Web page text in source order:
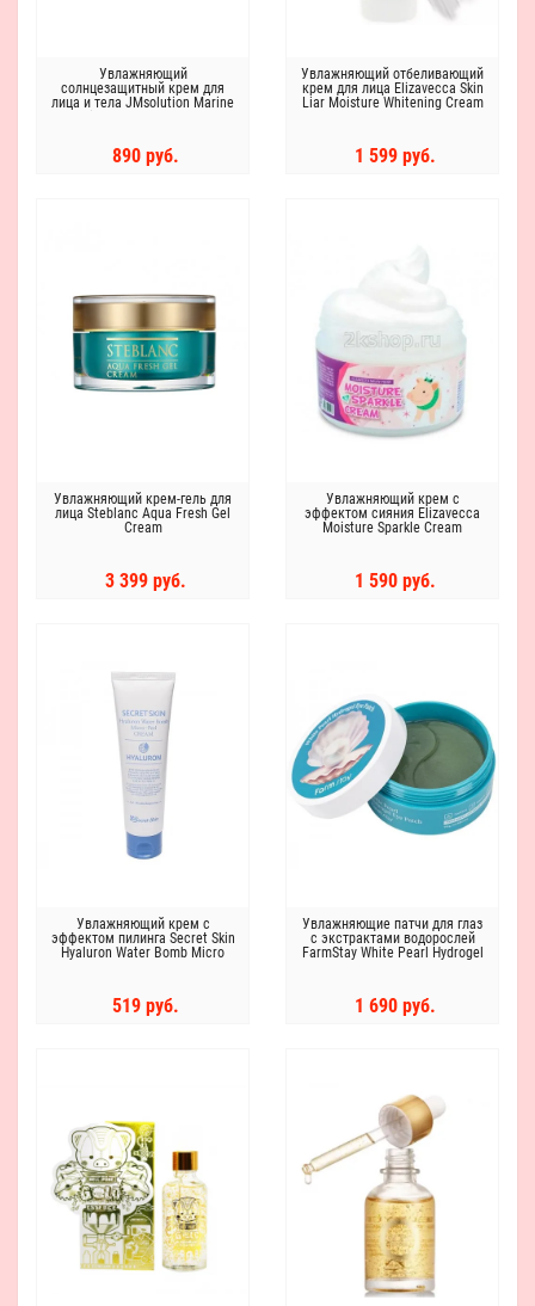
Увлажняющий
солнцезащитный крем для
лица и тела JMsolution Marine
Luminous Pearl Sun Cream
890 руб.
Увлажняющий отбеливающий
крем для лица Elizavecca Skin
Liar Moisture Whitening Cream
1 599 руб.
Увлажняющий крем-гель для
лица Steblanc Aqua Fresh Gel
Cream
3 399 руб.
Увлажняющий крем с
эффектом сияния Elizavecca
Moisture Sparkle Cream
1 590 руб.
Увлажняющий крем с
эффектом пилинга Secret Skin
Hyaluron Water Bomb Micro
519 руб.
Увлажняющие патчи для глаз
с экстрактами водорослей
FarmStay White Pearl Hydrogel
1 690 руб.